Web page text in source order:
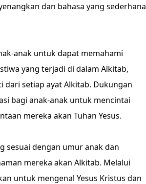
dan bahasa yang sederhana
anak untuk dapat memahami
yang terjadi di dalam Alkitab,
setiap ayat Alkitab. Dukungan
bagi anak-anak untuk mencintai
mereka akan Tuhan Yesus.
sesuai dengan umur anak dan
mereka akan Alkitab. Melalui
untuk mengenal Yesus Kristus dan